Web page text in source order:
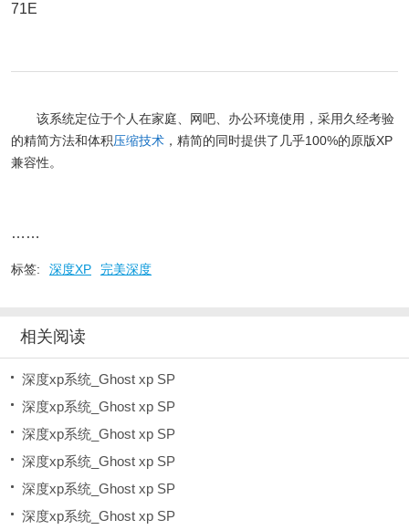
71E
该系统定位于个人在家庭、网吧、办公环境使用，采用久经考验
的精简方法和体积压缩技术 ，精简的同时提供了几乎100%的原版XP
兼容性。
……
标签: 深度XP 完美深度
相关阅读
深度xp系统_Ghost xp SP
深度xp系统_Ghost xp SP
深度xp系统_Ghost xp SP
深度xp系统_Ghost xp SP
深度xp系统_Ghost xp SP
深度xp系统_Ghost xp SP